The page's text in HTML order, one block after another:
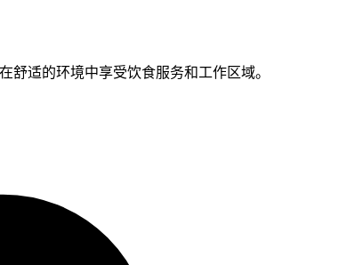
适的环境中享受饮食服务和工作区域。